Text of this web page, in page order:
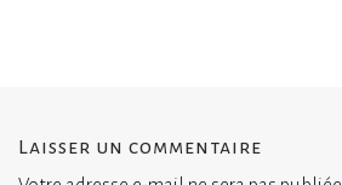
Laisser un commentaire